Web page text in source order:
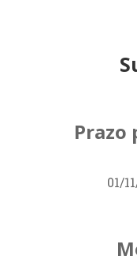
Prazo
01/